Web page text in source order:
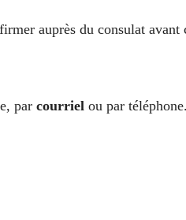
auprès du consulat avant
par courriel ou par